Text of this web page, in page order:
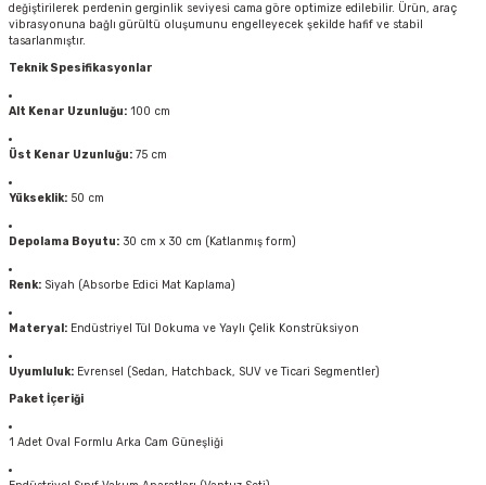
değiştirilerek perdenin gerginlik seviyesi cama göre optimize edilebilir. Ürün, araç
vibrasyonuna bağlı gürültü oluşumunu engelleyecek şekilde hafif ve stabil
tasarlanmıştır.
Teknik Spesifikasyonlar
Alt Kenar Uzunluğu: 100 cm
Üst Kenar Uzunluğu: 75 cm
Yükseklik: 50 cm
Depolama Boyutu: 30 cm x 30 cm (Katlanmış form)
Renk: Siyah (Absorbe Edici Mat Kaplama)
Materyal: Endüstriyel Tül Dokuma ve Yaylı Çelik Konstrüksiyon
Uyumluluk: Evrensel (Sedan, Hatchback, SUV ve Ticari Segmentler)
Paket İçeriği
1 Adet Oval Formlu Arka Cam Güneşliği